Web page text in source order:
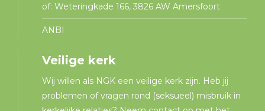
of: Weteringkade 166, 3826 AW Amersfoort
ANBI
Veilige kerk
Wij willen als NGK een veilige kerk zijn. Heb jij
problemen of vragen rond (seksueel) misbruik in